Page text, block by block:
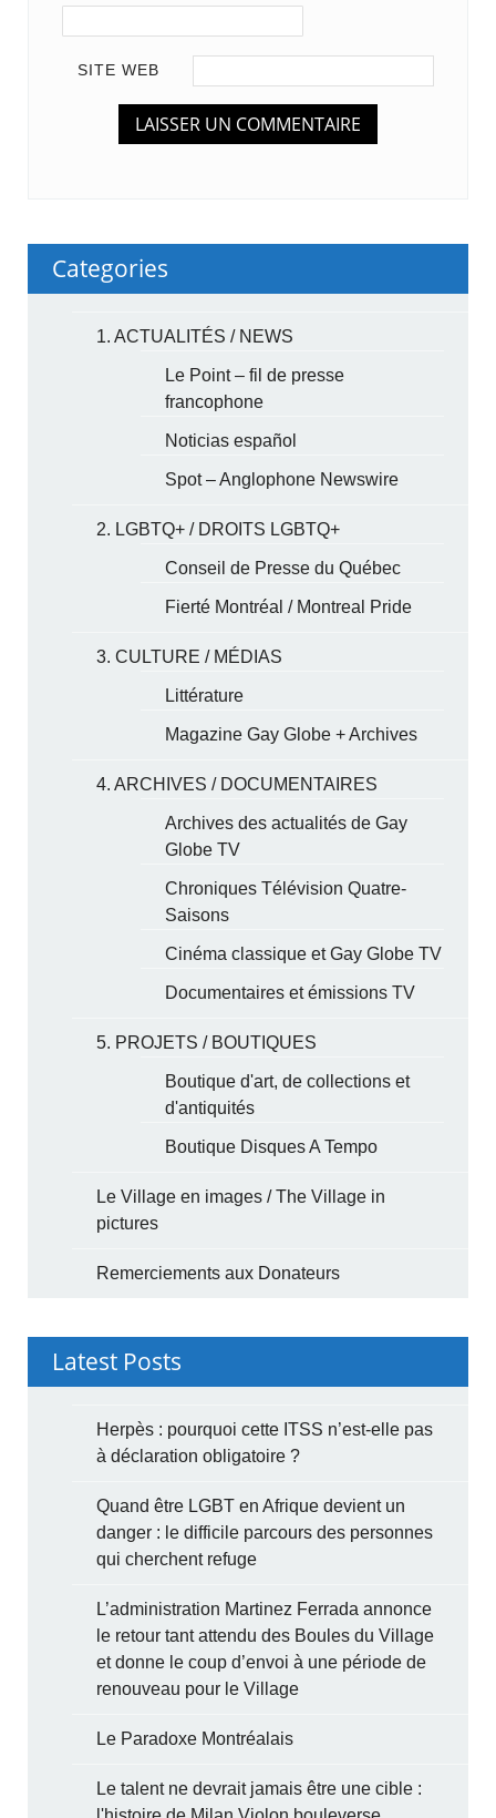
SITE WEB
Categories
1. ACTUALITÉS / NEWS
Le Point – fil de presse
francophone
Noticias español
Spot – Anglophone Newswire
2. LGBTQ+ / DROITS LGBTQ+
Conseil de Presse du Québec
Fierté Montréal / Montreal Pride
3. CULTURE / MÉDIAS
Littérature
Magazine Gay Globe + Archives
4. ARCHIVES / DOCUMENTAIRES
Archives des actualités de Gay
Globe TV
Chroniques Télévision Quatre-
Saisons
Cinéma classique et Gay Globe TV
Documentaires et émissions TV
5. PROJETS / BOUTIQUES
Boutique d'art, de collections et
d'antiquités
Boutique Disques A Tempo
Le Village en images / The Village in
pictures
Remerciements aux Donateurs
Latest Posts
Herpès : pourquoi cette ITSS n’est-elle pas
à déclaration obligatoire ?
Quand être LGBT en Afrique devient un
danger : le difficile parcours des personnes
qui cherchent refuge
L’administration Martinez Ferrada annonce
le retour tant attendu des Boules du Village
et donne le coup d’envoi à une période de
renouveau pour le Village
Le Paradoxe Montréalais
Le talent ne devrait jamais être une cible :